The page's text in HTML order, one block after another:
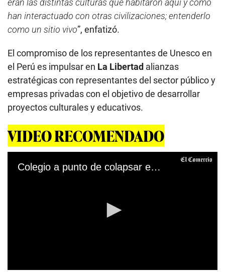
han interactuado con otras civilizaciones; entenderlo
como un sitio vivo”, enfatizó.
El compromiso de los representantes de Unesco en
el Perú es impulsar en La Libertad alianzas
estratégicas con representantes del sector público y
empresas privadas con el objetivo de desarrollar
proyectos culturales y educativos.
VIDEO RECOMENDADO
Colegio a punto de colapsar en Yurimaguas